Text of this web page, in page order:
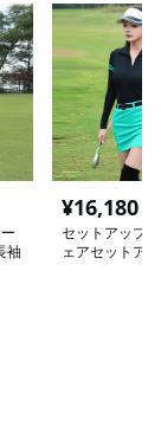
袖
¥16,180
セットアップ
ェアセットア